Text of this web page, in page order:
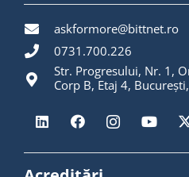
askformore@bittnet.ro
0731.700.226
Str. Progresului, Nr. 1,
Corp B, Etaj 4,